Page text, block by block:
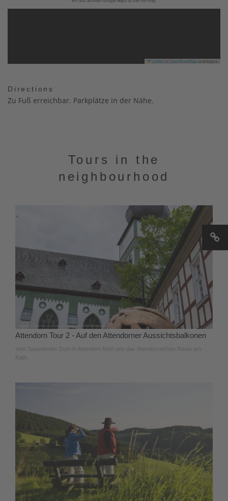
Leaflet OpenStreetMapcontributors
Directions
Zu Fuß erreichbar. Parkplätze in der Nähe.
Tours in the
neighbourhood
Attendorn Tour 2 - Auf den Attendorner Aussichtsbalkonen
Vom Sauerländer Dom in Attendorn führt uns das Wanderzeichen Raute am
Kath.